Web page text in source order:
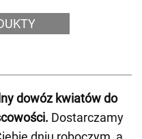
dowóz kwiatów do
Dostarczamy